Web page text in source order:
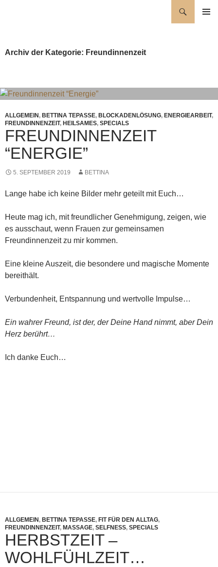
Archiv der Kategorie: Freundinnenzeit
ALLGEMEIN, BETTINA TEPASSE, BLOCKADENLÖSUNG, ENERGIEARBEIT,
FREUNDINNENZEIT, HEILSAMES, SPECIALS
FREUNDINNENZEIT
“ENERGIE”
5. SEPTEMBER 2019 BETTINA
Lange habe ich keine Bilder mehr geteilt mit Euch…
Heute mag ich, mit freundlicher Genehmigung, zeigen, wie
es ausschaut, wenn Frauen zur gemeinsamen
Freundinnenzeit zu mir kommen.
Eine kleine Auszeit, die besondere und magische Momente
bereithält.
Verbundenheit, Entspannung und wertvolle Impulse…
Ein wahrer Freund, ist der, der Deine Hand nimmt, aber Dein
Herz berührt…
Ich danke Euch…
ALLGEMEIN, BETTINA TEPASSE, FIT FÜR DEN ALLTAG,
FREUNDINNENZEIT, MASSAGE, SELFNESS, SPECIALS
HERBSTZEIT –
WOHLFÜHLZEIT…